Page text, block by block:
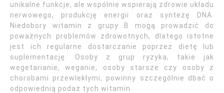
unikalne funkcje, ale wspólnie wspierają zdrowie układu
nerwowego, produkcję energii oraz syntezę DNA.
Niedobory witamin z grupy B mogą prowadzić do
poważnych problemów zdrowotnych, dlatego istotne
jest ich regularne dostarczanie poprzez dietę lub
suplementację. Osoby z grup ryzyka, takie jak
wegetarianie, weganie, osoby starsze czy osoby z
chorobami przewlekłymi, powinny szczególnie dbać o
odpowiednią podaż tych witamin.